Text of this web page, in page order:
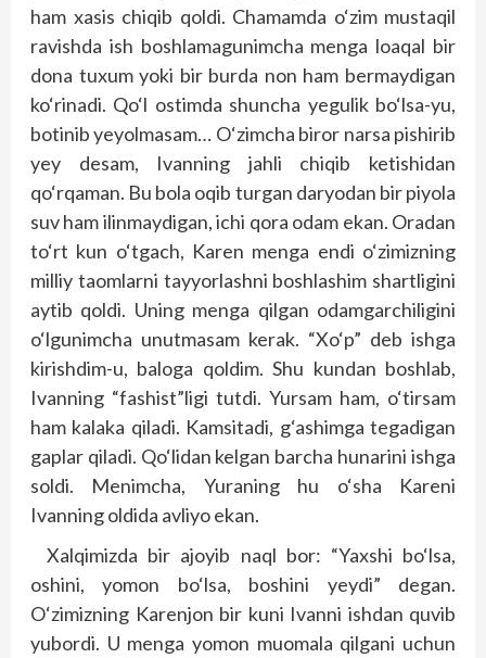
ham xasis chiqib qoldi. Chamamda o‘zim mustaqil
ravishda ish boshlamagunimcha menga loaqal bir
dona tuxum yoki bir burda non ham bermaydigan
ko‘rinadi. Qo‘l ostimda shuncha yegulik bo‘lsa-yu,
botinib yeyolmasam… O‘zimcha biror narsa pishirib
yey desam, Ivanning jahli chiqib ketishidan
qo‘rqaman. Bu bola oqib turgan daryodan bir piyola
suv ham ilinmaydigan, ichi qora odam ekan. Oradan
to‘rt kun o‘tgach, Karen menga endi o‘zimizning
milliy taomlarni tayyorlashni boshlashim shartligini
aytib qoldi. Uning menga qilgan odamgarchiligini
o‘lgunimcha unutmasam kerak. “Xo‘p” deb ishga
kirishdim-u, baloga qoldim. Shu kundan boshlab,
Ivanning “fashist”ligi tutdi. Yursam ham, o‘tirsam
ham kalaka qiladi. Kamsitadi, g‘ashimga tegadigan
gaplar qiladi. Qo‘lidan kelgan barcha hunarini ishga
soldi. Menimcha, Yuraning hu o‘sha Kareni
Ivanning oldida avliyo ekan.
Xalqimizda bir ajoyib naql bor: “Yaxshi bo‘lsa,
oshini, yomon bo‘lsa, boshini yeydi” degan.
O‘zimizning Karenjon bir kuni Ivanni ishdan quvib
yubordi. U menga yomon muomala qilgani uchun